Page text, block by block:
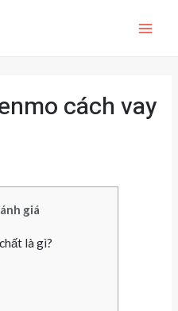
cách vay
giá
là gì?